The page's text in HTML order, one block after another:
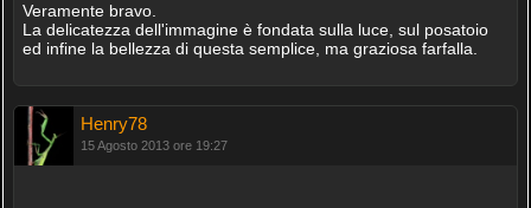
Veramente bravo.
La delicatezza dell'immagine è fondata sulla luce, sul posatoio
ed infine la bellezza di questa semplice, ma graziosa farfalla.
Henry78
15 Agosto 2013 ore 19:27